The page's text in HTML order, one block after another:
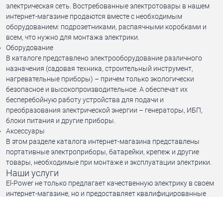
электрическая сеть. Востребованные электротовары в нашем
интернет-магазине продаются вместе с необходимым
оборудованием: подрозетниками, распаячными коробками и
всем, что нужно для монтажа электрики.
Оборудование
В каталоге представлено электрооборудование различного
назначения (садовая техника, строительный инструмент,
нагревательные приборы) – причем только экологически
безопасное и высокопроизводительное. А обеспечат их
бесперебойную работу устройства для подачи и
преобразования электрической энергии – генераторы, ИБП,
блоки питания и другие приборы.
Аксессуары
В этом разделе каталога интернет-магазина представлены
портативные электроприборы, батарейки, крепеж и другие
товары, необходимые при монтаже и эксплуатации электрики.
Наши услуги
El-Power не только предлагает качественную электрику в своем
интернет-магазине, но и предоставляет квалифицированные